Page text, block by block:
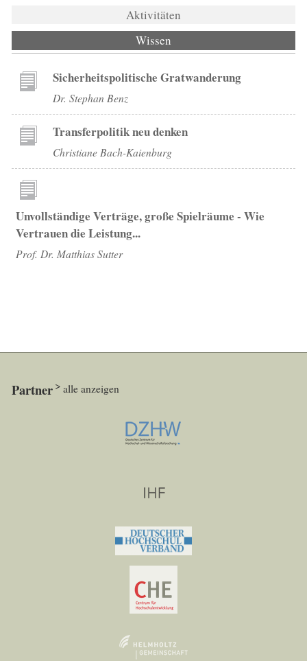
Aktivitäten
Wissen
Sicherheitspolitische Gratwanderung
Dr. Stephan Benz
Transferpolitik neu denken
Christiane Bach-Kaienburg
Unvollständige Verträge, große Spielräume - Wie
Vertrauen die Leistung...
Prof. Dr. Matthias Sutter
Partner alle anzeigen